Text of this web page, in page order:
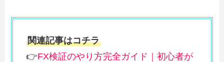
関連記事はコチラ
👉FX検証のやり方完全ガイド｜初心者が